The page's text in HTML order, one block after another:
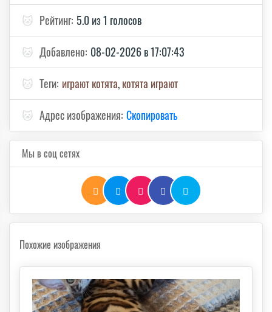
🐱 Рейтинг: 5.0 из 1 голосов
🐱 Добавлено: 08-02-2026 в 17:07:43
🐱 Теги: играют котята,котята играют
🐱 Адрес изображения: Скопировать
Мы в соц сетях
Похожие изображения